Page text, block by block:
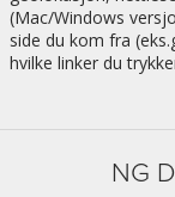
(Mac/Windows
side du kom fra
hvilke linker du
NG